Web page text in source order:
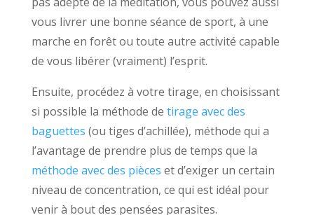
vous livrer une bonne séance de sport, à une
marche en forêt ou toute autre activité capable
de vous libérer (vraiment) l’esprit.
Ensuite, procédez à votre tirage, en choisissant
si possible la méthode de tirage avec des
baguettes (ou tiges d’achillée), méthode qui a
l’avantage de prendre plus de temps que la
méthode avec des pièces et d’exiger un certain
niveau de concentration, ce qui est idéal pour
venir à bout des pensées parasites.